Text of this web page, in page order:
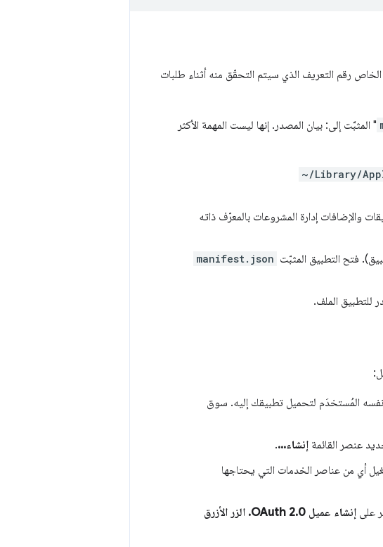
عند تسجيل تطبيقك في وحدة تحكم OAuth في Google، ستقدم عنوان URL الخاص رقم التعريف الذي سيتم التحقّق منه أثناء طلبات
" المثبَّت إلى: بيان المصدر. إنها ليست المهمة الأكثر
~/Library/
والإضافات إدارة المشروعات بالمعرّف ذاته
فتح التطبيق المثبّت manifest.json
للتطبيق الملف.
باستخدام حساب Google نفسه المُستخدَم لتحميل تطبيقك إليه. سوق
عنصر القائمة إنشاء....
أي من عناصر الخدمات التي يحتاجها
على
إنشاء عميل OAuth 2.0. الزر الأزرق